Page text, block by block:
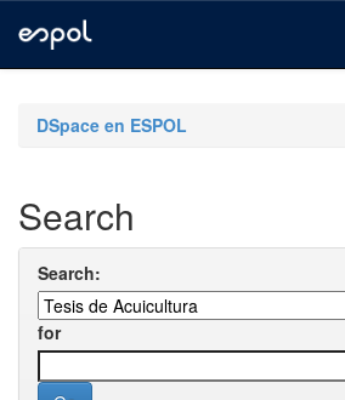
navigationDSpace en ESPOL
Search
Search:
for